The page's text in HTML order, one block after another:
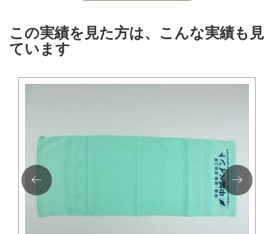
この実績を見た方は、こんな実績も見
ています